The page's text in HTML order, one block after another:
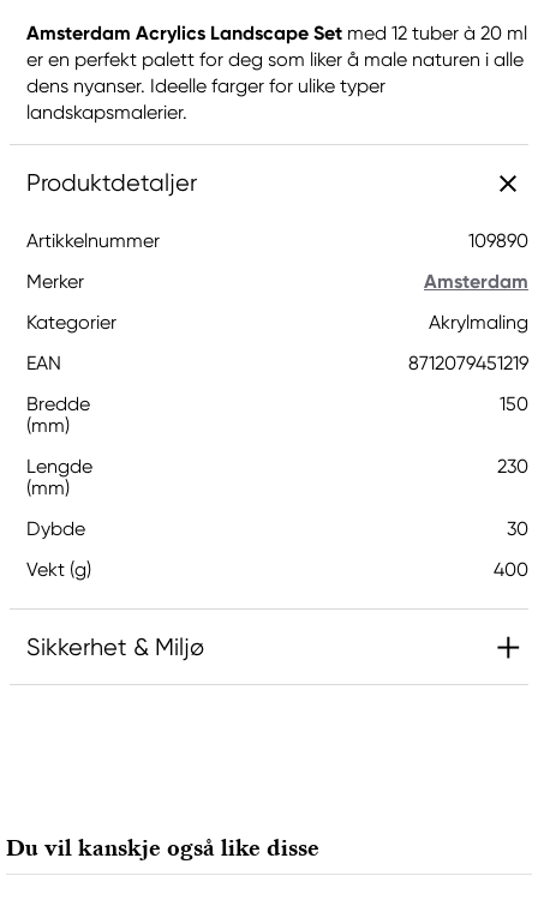
Amsterdam Acrylics Landscape Set med 12 tuber à 20 ml
er en perfekt palett for deg som liker å male naturen i alle
dens nyanser. Ideelle farger for ulike typer
landskapsmalerier.
Produktdetaljer
Artikkelnummer
109890
Merker
Amsterdam
Kategorier
Akrylmaling
EAN
8712079451219
Bredde
(mm)
150
Lengde
(mm)
230
Dybde
30
Vekt (g)
400
Sikkerhet & Miljø
Ansvarlig EU
Du vil kanskje også like disse